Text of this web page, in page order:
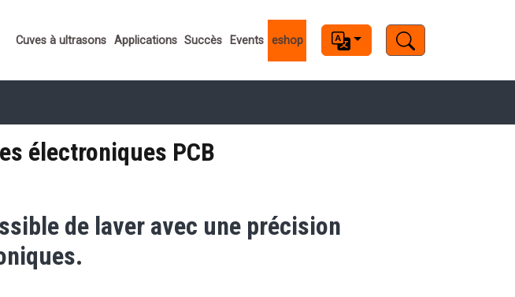
Important links
Cuves à ultrasons Applications Succès Events eshop
électroniques PCB
de laver avec une précision